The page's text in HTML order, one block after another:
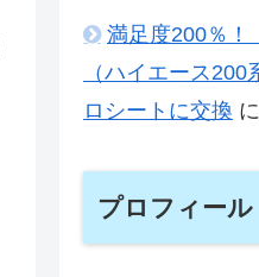
満足度200％
（ハイエース
ロシートに交換 に
プロフィール